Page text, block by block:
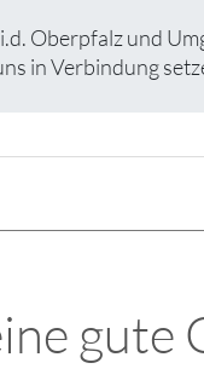
Oberpfalz und
in Verbindung
gute